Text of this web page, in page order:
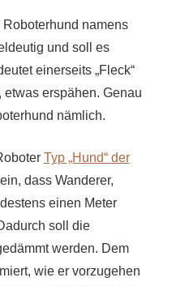
namens
und soll es
einerseits „Fleck“
etwas erspähen. Genau
nämlich.
Typ „Hund“ der
dass Wanderer,
einen Meter
soll die
werden. Dem
wie er vorzugehen